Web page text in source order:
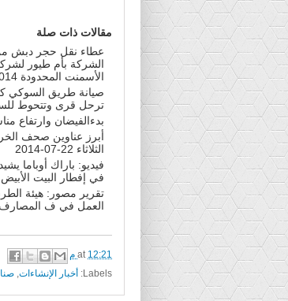
مقالات ذات صلة
عطاء نقل حجر دبش
الشركة بأم طيور
الأسمنت المحدودة 17/8/2014
صيانة طريق السوكي
ترحل قرى وتتحوط
بدءالفيضان وارتفاع
أبرز عناوين صحف
الثلاثاء 22-07-2014
فيديو: باراك أوباما
في إفطار البيت
تقرير مصور: هيئة
العمل في ف المصارف
at 12:21 م
Labels:
أخبار الإنشاءات,